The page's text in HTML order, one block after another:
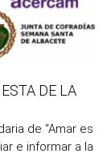
DE LA
de “Amar es
e informar a la